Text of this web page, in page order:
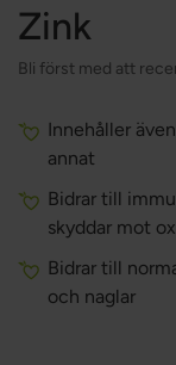
Zink
Bli först med att
Innehåller
annat
Bidrar till
skyddar mot
Bidrar till
och naglar